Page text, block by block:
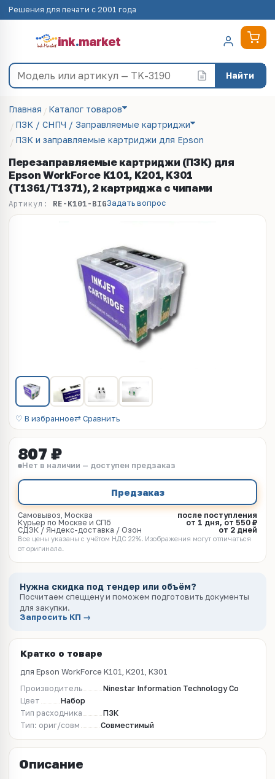
Решения для печати с 2001 года
ink.market
Найти
Главная
Каталог товаров
ПЗК / СНПЧ / Заправляемые картриджи
ПЗК и заправляемые картриджи для Epson
Перезаправляемые картриджи (ПЗК) для
Epson WorkForce K101, K201, K301
(T1361/T1371), 2 картриджа с чипами
Артикул: RE-K101-BIGЗадать вопрос
♡ В избранное⇄ Сравнить
807 ₽
Нет в наличии — доступен предзаказ
Предзаказ
Самовывоз, Москва
после поступления
Курьер по Москве и СПб
от 1 дня, от 550 ₽
СДЭК / Яндекс-доставка / Озон
от 2 дней
Все цены указаны с учётом НДС 22%. Изображения могут отличаться
от оригинала.
Нужна скидка под тендер или объём?
Посчитаем спеццену и поможем подготовить документы
для закупки.
Запросить КП →
Кратко о товаре
для Epson WorkForce K101, K201, K301
Производитель
Ninestar Information Technology Co
Цвет
Набор
Тип расходника
ПЗК
Тип: ориг/совм
Совместимый
Описание